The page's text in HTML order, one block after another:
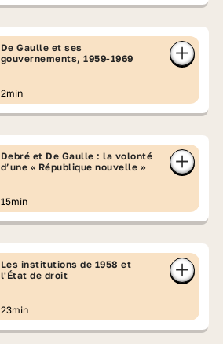
De Gaulle et ses
gouvernements, 1959-1969
2min
Debré et De Gaulle : la volonté
d’une « République nouvelle »
15min
Les institutions de 1958 et
l'État de droit
23min